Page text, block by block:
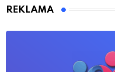
REKLAMA